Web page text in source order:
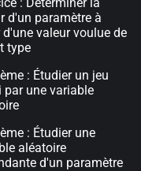
d'un paramètre à
d'une valeur voulue de
type
: Étudier un jeu
par une variable
: Étudier une
aléatoire
d'un paramètre